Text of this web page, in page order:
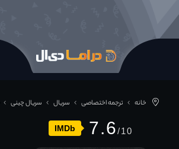
خانه ترجمه اختصاصی سریال سریال چینی
IMDb 7.6